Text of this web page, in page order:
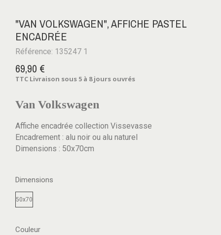
"VAN VOLKSWAGEN", AFFICHE PASTEL
ENCADRÉE
Référence: 135247 1
69,90 €
TTC Livraison sous 5 à 8 jours ouvrés
Van Volkswagen
Affiche encadrée collection Vissevasse
Encadrement : alu noir ou alu naturel
Dimensions : 50x70cm
Dimensions
50x70
Couleur